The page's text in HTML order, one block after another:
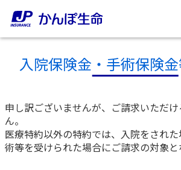
トップ
ご契約者さま
入院保険金・手術保険
申し訳ございませんが、ご請求いただ
ん。
医療特約以外の特約では、入院をされ
術等を受けられた場合にご請求の対象と